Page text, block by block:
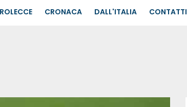
CRONACA DALL'ITALIA CONTATTI